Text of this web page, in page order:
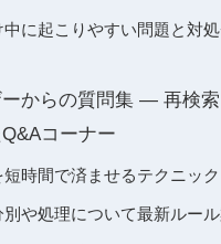
中に起こりやすい問題と対
からの質問集 ― 再検
コーナー
短時間で済ませるテクニック
別や処理について最新ルー